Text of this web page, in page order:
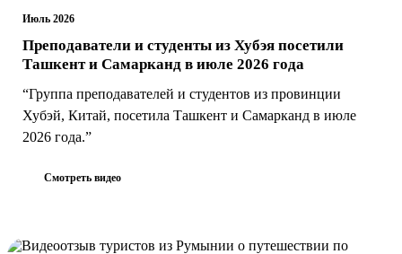
Июль 2026
Преподаватели и студенты из Хубэя посетили
Ташкент и Самарканд в июле 2026 года
“Группа преподавателей и студентов из провинции
Хубэй, Китай, посетила Ташкент и Самарканд в июле
2026 года.”
Смотреть видео